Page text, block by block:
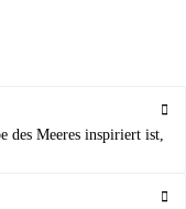
des Meeres inspiriert ist,